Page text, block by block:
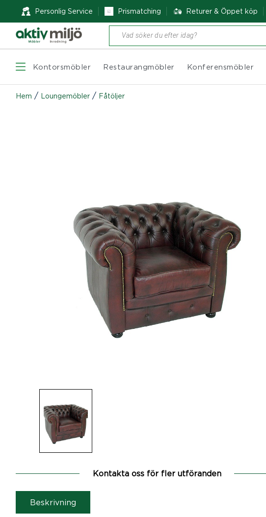
Personlig Service Prismatching Returer & Öppet köp
Produktsökning
Kontorsmöbler Restaurangmöbler Konferensmöbler
Hem / Loungemöbler / Fåtöljer
Kontakta oss för fler utföranden
Beskrivning